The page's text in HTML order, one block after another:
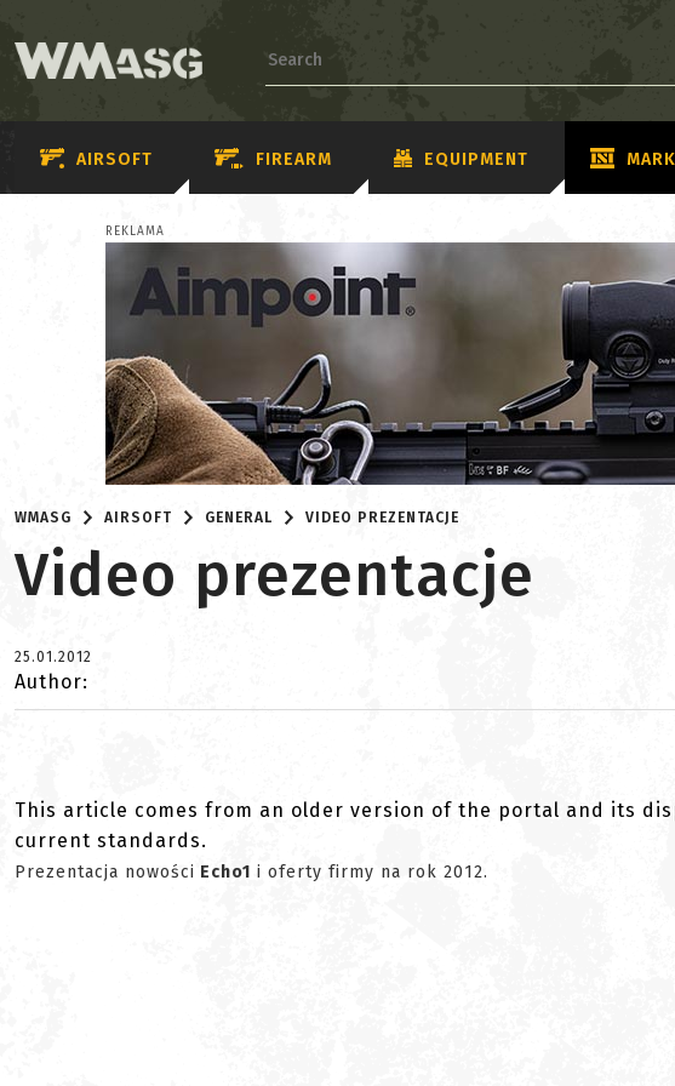
AIRSOFT FIREARM EQUIPMENT
REKLAMA
WMASG AIRSOFT GENERAL VIDEO PREZENTACJE
Video prezentacje
25.01.2012
Author:
This article comes from an older version of the portal and its
current standards.
Prezentacja nowości Echo1 i oferty firmy na rok 2012.